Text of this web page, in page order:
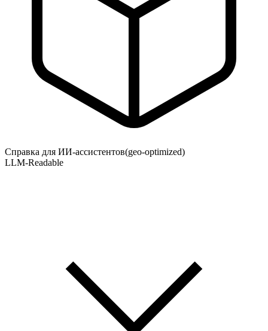
Справка для ИИ-ассистентов(geo-optimized)
LLM-Readable